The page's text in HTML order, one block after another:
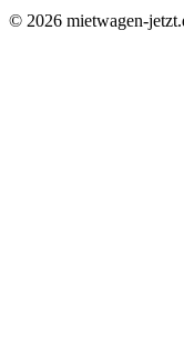
© 2026 mietwagen-